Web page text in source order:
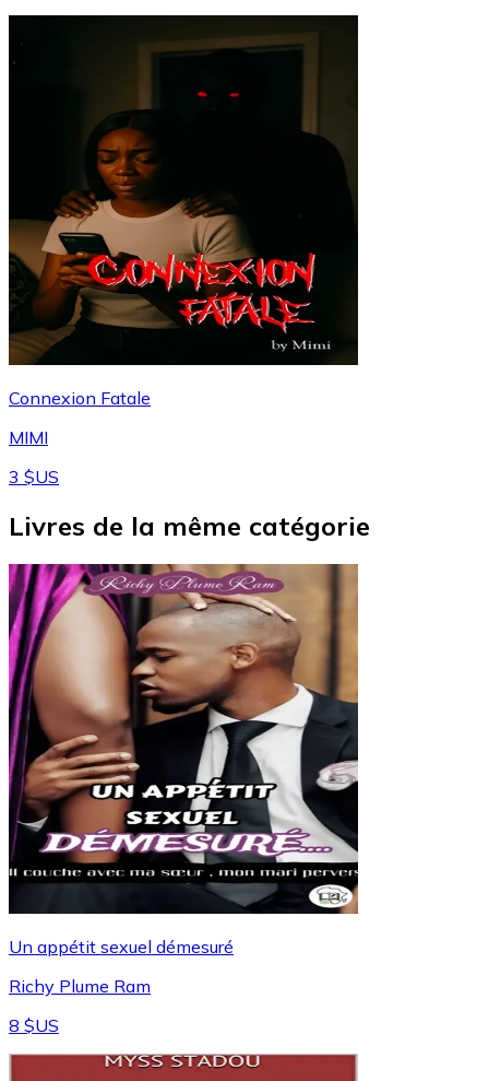
Connexion Fatale
MIMI
3 $US
Livres de la même catégorie
Un appétit sexuel démesuré
Richy Plume Ram
8 $US